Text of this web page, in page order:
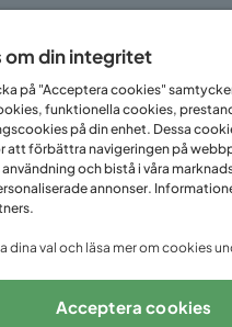
Vi finns i flera
om din integritet
på "Acceptera cookies"
funktionella cookies,
på din enhet. Dessa
att förbättra navigeringen på
och bistå i våra
annonser.
dina val och läsa mer om cookies
Acceptera cookies